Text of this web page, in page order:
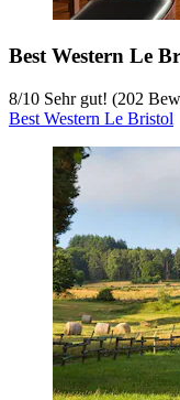
Best Western Le
8/10 Sehr gut! (202
Best Western Le Bristol